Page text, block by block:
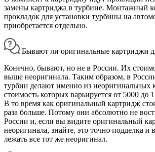
замены картриджа в турбине. Монтажный
прокладок для установки турбины на
приобретается отдельно.
Бывают ли оригинальные картриджи
Конечно, бывают, но не в России. Их
выше неоригинала. Таким образом, в
турбин делают именно из неоригинальных
стоимость которых варьируется от 5000 до
В то время как оригинальный картридж
раза больше. Потому они абсолютно не
России и, если вы видите оригинальный
неоригинала, знайте, это точно подделка и
лежать все тот же неоригинал.